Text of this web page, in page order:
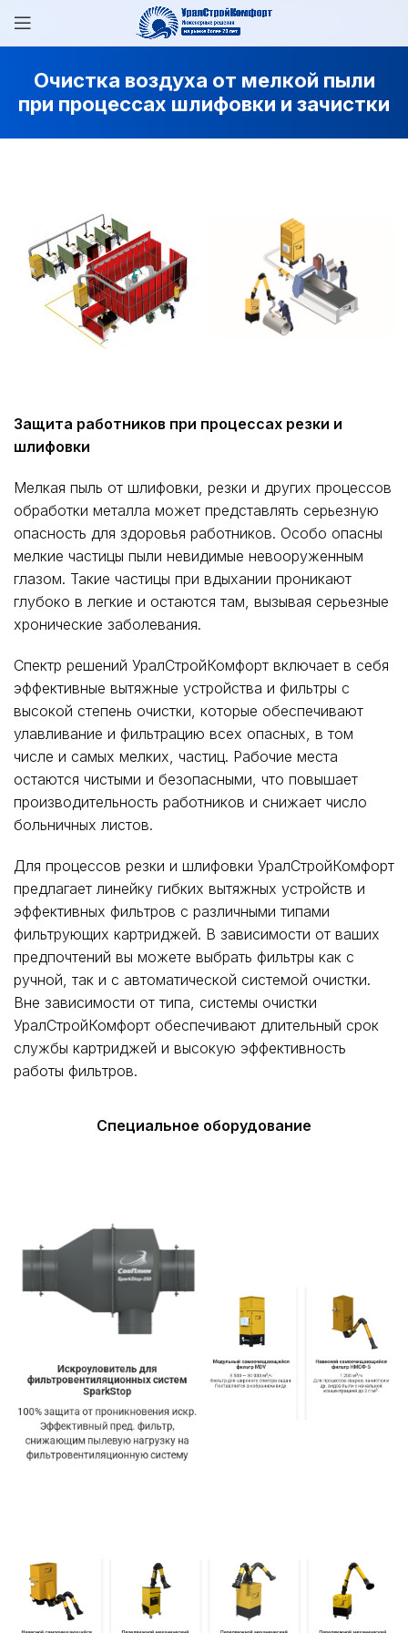
Очистка воздуха от мелкой пыли
при процессах шлифовки и зачистки
Защита работников при процессах резки и
шлифовки
Мелкая пыль от шлифовки, резки и других процессов
обработки металла может представлять серьезную
опасность для здоровья работников. Особо опасны
мелкие частицы пыли невидимые невооруженным
глазом. Такие частицы при вдыхании проникают
глубоко в легкие и остаются там, вызывая серьезные
хронические заболевания.
Спектр решений УралСтройКомфорт включает в себя
эффективные вытяжные устройства и фильтры с
высокой степень очистки, которые обеспечивают
улавливание и фильтрацию всех опасных, в том
числе и самых мелких, частиц. Рабочие места
остаются чистыми и безопасными, что повышает
производительность работников и снижает число
больничных листов.
Для процессов резки и шлифовки УралСтройКомфорт
предлагает линейку гибких вытяжных устройств и
эффективных фильтров с различными типами
фильтрующих картриджей. В зависимости от ваших
предпочтений вы можете выбрать фильтры как с
ручной, так и с автоматической системой очистки.
Вне зависимости от типа, системы очистки
УралСтройКомфорт обеспечивают длительный срок
службы картриджей и высокую эффективность
работы фильтров.
Специальное оборудование